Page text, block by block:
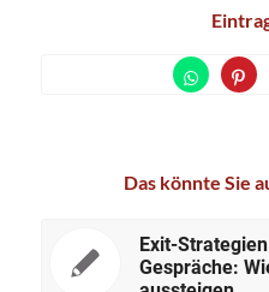
Das könnte Sie
Exit-
Gespräche: